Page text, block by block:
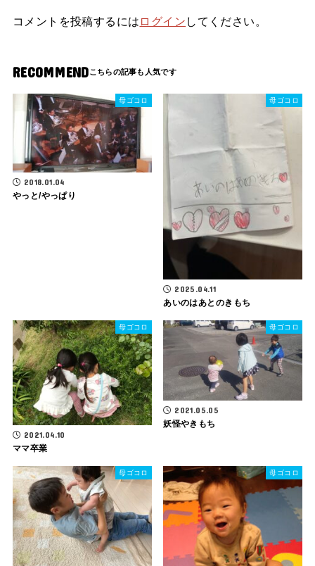
コメントを投稿するには ログイン してください。
RECOMMEND
母ゴコロ
2018.01.04
やっと/やっぱり
母ゴコロ
2025.04.11
あいのはあとのきもち
母ゴコロ
2021.04.10
ママ卒業
母ゴコロ
2021.05.05
妖怪やきもち
母ゴコロ 母ゴコロ